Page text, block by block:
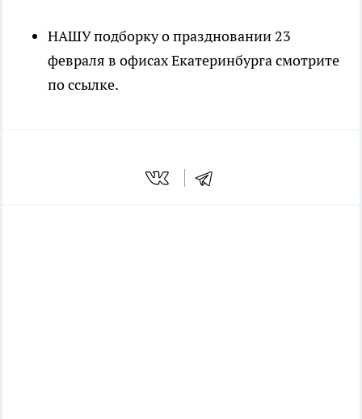
НАШУ подборку о праздновании 23
февраля в офисах Екатеринбурга смотрите
по ссылке.